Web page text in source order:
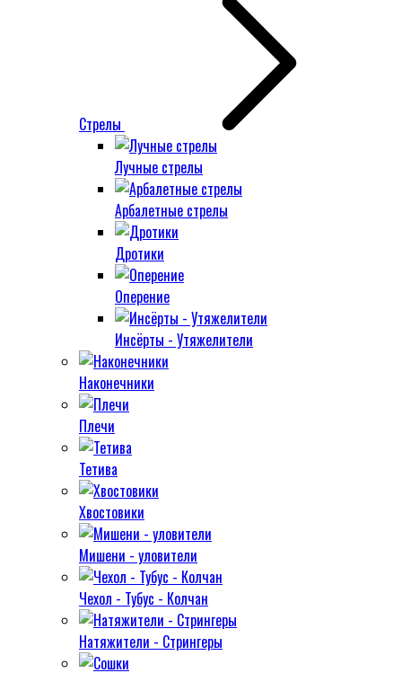
Стрелы
Лучные стрелы
Арбалетные стрелы
Дротики
Оперение
Инсёрты - Утяжелители
Наконечники
Плечи
Тетива
Хвостовики
Мишени - уловители
Чехол - Тубус - Колчан
Натяжители - Стрингеры